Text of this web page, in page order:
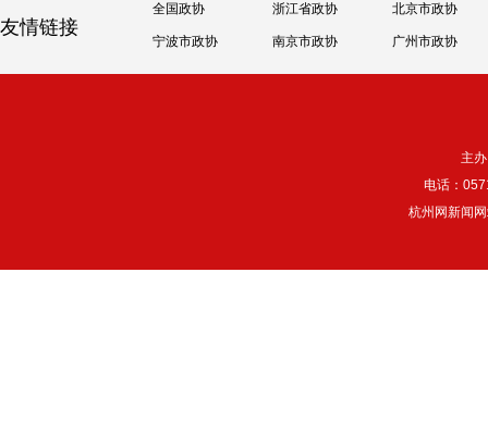
友情链接
全国政协 浙江省政协 北京市政协
宁波市政协 南京市政协 广州市政协
主
电话：
杭州网新闻